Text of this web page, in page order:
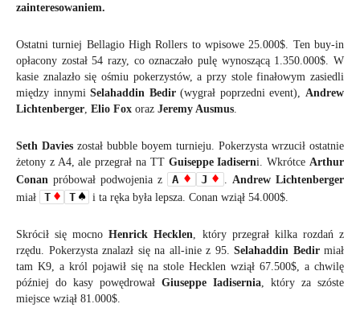
zainteresowaniem.
Ostatni turniej Bellagio High Rollers to wpisowe 25.000$. Ten buy-in
opłacony został 54 razy, co oznaczało pulę wynoszącą 1.350.000$. W
kasie znalazło się ośmiu pokerzystów, a przy stole finałowym zasiedli
między innymiSelahaddin Bedir(wygrał poprzedni event), Andrew
Lichtenberger Elio Fox oraz Jeremy Ausmus
Seth Davies został bubble boyem turnieju. Pokerzysta wrzucił ostatnie
żetony z A4, ale przegrał na TT Guiseppe Iadiserni. Wkrótce Arthur
Conan próbował podwojenia z A J
Andrew Lichtenberger
miał
T T i ta ręka była lepsza. Conan wziął 54.000$.
Skrócił się mocnoHenrick Hecklen , który przegrał kilka rozdań z
rzędu. Pokerzysta znalazł się na all-inie z 95. Selahaddin Bedirmiał
tam K9, a król pojawił się na stole Hecklen wziął 67.500$, a chwilę
później do kasy powędrował Giuseppe Iadisernia , który za szóste
miejsce wziął 81.000$.